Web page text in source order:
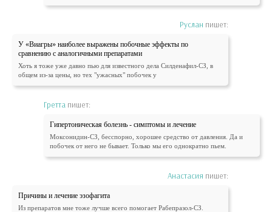
Руслан пишет:
У «Виагры» наиболее выражены побочные эффекты по
сравнению с аналогичными препаратами
Хоть я тоже уже давно пью для известного дела Силденафил-СЗ, в
общем из-за цены, но тех "ужасных" побочек у
Гретта пишет:
Гипертоническая болезнь - симптомы и лечение
Моксонидин-СЗ, бесспорно, хорошее средство от давления. Да и
побочек от него не бывает. Только мы его однократно пьем.
Анастасия пишет:
Причины и лечение эзофагита
Из препаратов мне тоже лучше всего помогает Рабепразол-СЗ.